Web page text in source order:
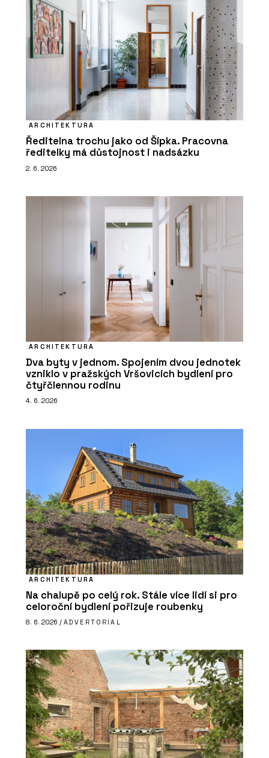
ARCHITEKTURA
Ředitelna trochu jako od Šípka. Pracovna
ředitelky má důstojnost i nadsázku
2. 6. 2026
ARCHITEKTURA
Dva byty v jednom. Spojením dvou jednotek
vzniklo v pražských Vršovicích bydlení pro
čtyřčlennou rodinu
4. 6. 2026
ARCHITEKTURA
Na chalupě po celý rok. Stále více lidí si pro
celoroční bydlení pořizuje roubenky
8. 6. 2026 / ADVERTORIAL